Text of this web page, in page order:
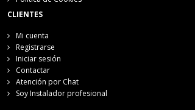
CLIENTES
Mi cuenta
Registrarse
Iniciar sesión
Contactar
Atención por Chat
Soy Instalador profesional